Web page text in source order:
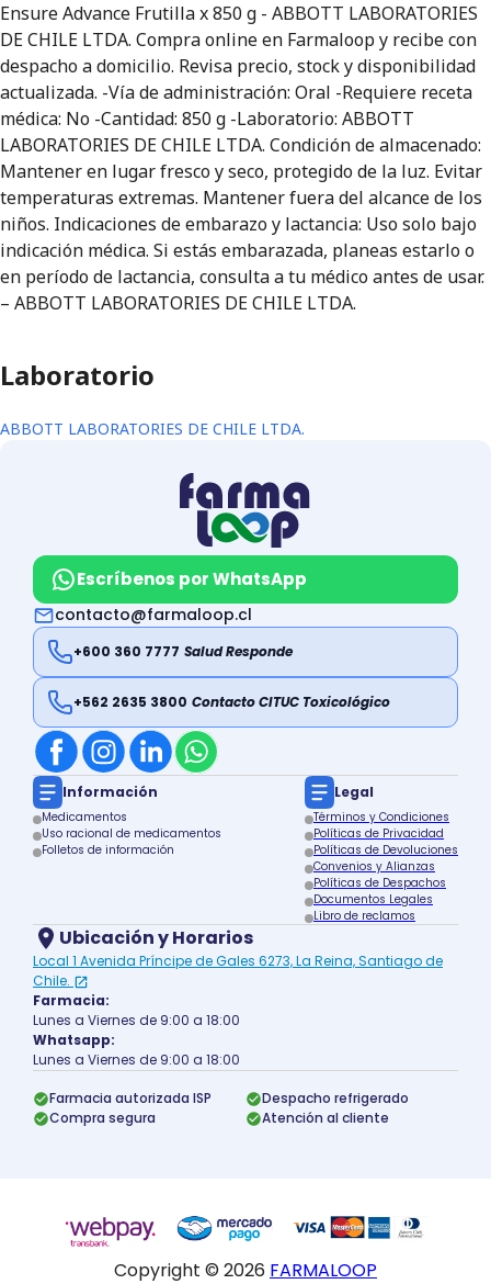
Ensure Advance Frutilla x 850 g - ABBOTT LABORATORIES
DE CHILE LTDA. Compra online en Farmaloop y recibe con
despacho a domicilio. Revisa precio, stock y disponibilidad
actualizada. -Vía de administración: Oral -Requiere receta
médica: No -Cantidad: 850 g -Laboratorio: ABBOTT
LABORATORIES DE CHILE LTDA. Condición de almacenado:
Mantener en lugar fresco y seco, protegido de la luz. Evitar
temperaturas extremas. Mantener fuera del alcance de los
niños. Indicaciones de embarazo y lactancia: Uso solo bajo
indicación médica. Si estás embarazada, planeas estarlo o
en período de lactancia, consulta a tu médico antes de usar.
– ABBOTT LABORATORIES DE CHILE LTDA.
Laboratorio
ABBOTT LABORATORIES DE CHILE LTDA.
Escríbenos por WhatsApp
contacto@farmaloop.cl
+600 360 7777 Salud Responde
+562 2635 3800 Contacto CITUC Toxicológico
Información
Medicamentos
Uso racional de medicamentos
Folletos de información
Legal
Términos y Condiciones
Políticas de Privacidad
Políticas de Devoluciones
Convenios y Alianzas
Políticas de Despachos
Documentos Legales
Libro de reclamos
Ubicación y Horarios
Local 1 Avenida Príncipe de Gales 6273, La Reina, Santiago de
Chile.
Farmacia:
Lunes a Viernes de 9:00 a 18:00
Whatsapp:
Lunes a Viernes de 9:00 a 18:00
Farmacia autorizada ISP
Despacho refrigerado
Compra segura
Atención al cliente
Copyright © 2026 FARMALOOP